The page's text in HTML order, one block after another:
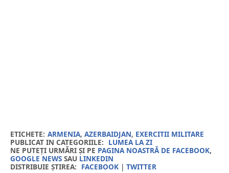
ETICHETE: ARMENIA, AZERBAIDJAN, EXERCITII MILITARE
PUBLICAT IN CATEGORIILE: LUMEA LA ZI
NE PUTEȚI URMĂRI ȘI PE PAGINA NOASTRĂ DE FACEBOOK,
GOOGLE NEWSSAU LINKEDIN
DISTRIBUIE ȘTIREA: FACEBOOK| TWITTER